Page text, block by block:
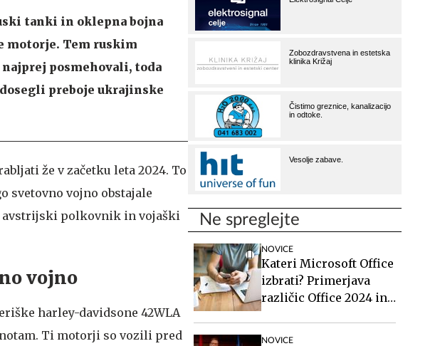
tanki in oklepna bojna
motorje. Tem ruskim
najprej posmehovali, toda
preboje ukrajinske
že v začetku leta 2024. To
svetovno vojno obstajale
avstrijski polkovnik in vojaški
vojno
harley-davidsone 42WLA
Ti motorji so vozili pred
Ne spreglejte
NOVICE
Kateri Microsoft Office
izbrati? Primerjava
različic Office 2024 in
NOVICE